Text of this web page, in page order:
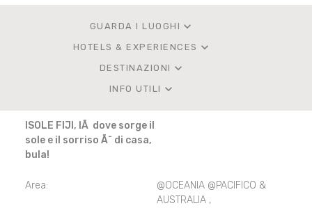
GUARDA I LUOGHI keyboard_arrow_down
HOTELS & EXPERIENCES keyboard_arrow_down
DESTINAZIONI keyboard_arrow_down
INFO UTILI keyboard_arrow_down
ISOLE FIJI, lÃ dove sorge il
sole e il sorriso Ã¨ di casa,
bula!
Area:
@OCEANIA @PACIFICO &
AUSTRALIA ,